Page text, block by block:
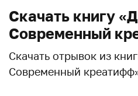
Скачать книгу
Современный
Скачать отрывок из
Современный